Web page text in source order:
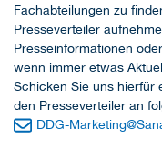
Fachabteilungen zu
Presseverteiler
Presseinformationen
wenn immer etwas
Schicken Sie uns hierfür
den Presseverteiler an
DDG-Marketing@